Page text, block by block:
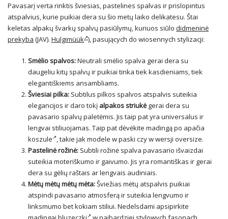
Pavasarį verta rinktis šviesias, pastelines spalvas ir prislopintus
atspalvius, kurie puikiai dera su šio metų laiko delikatesu. Štai
keletas alpakų švarkų spalvų pasiūlymų, kuriuos siūlo didmeninė
prekyba (JAV). Hulgimüük ), pasujących do wiosennych stylizacji:
Smėlio spalvos:Neutrali smėlio spalva gerai dera su
daugeliu kitų spalvų ir puikiai tinka tiek kasdieniams, tiek
elegantiškiems ansambliams.
Šviesiai pilka: Subtilus pilkos spalvos atspalvis suteikia
elegancijos ir daro tokį alpakos striukėgerai dera su
pavasario spalvų paletėmis. Jis taip pat yra universalus ir
lengvai stiliuojamas. Taip pat dėvėkite madingą po apačia
koszule , takie jak modele w paski czy w wersji oversize.
Pastelinė rožinė: Subtili rožinė spalva pavasario išvaizdai
suteikia moteriškumo ir gaivumo. Jis yra romantiškas ir gerai
dera su gėlių raštais ar lengvais audiniais.
Mėtų mėtų mėtų mėta:Šviežias mėtų atspalvis puikiai
atspindi pavasario atmosferą ir suteikia lengvumo ir
linksmumo bet kokiam stiliui. Nedelsdami apsipirkite